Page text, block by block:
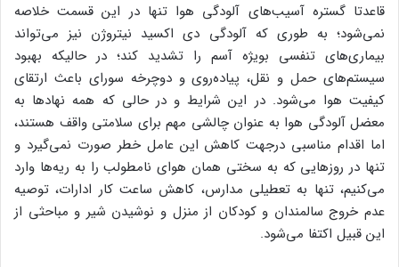
قاعدتا گستره آسیب‌های آلودگی هوا تنها در این قسمت خلاصه
نمی‌شود؛ به طوری که آلودگی دی اکسید نیتروژن نیز می‌تواند
بیماری‌های تنفسی بویژه آسم را تشدید کند؛ در حالیکه بهبود
سیستم‌های حمل و نقل، پیاده‌روی و دوچرخه سورای باعث ارتقای
کیفیت هوا می‌شود. در این شرایط و در حالی که همه نهادها به
معضل آلودگی هوا به عنوان چالشی مهم برای سلامتی واقف هستند،
اما اقدام مناسبی درجهت کاهش این عامل خطر صورت نمی‌گیرد و
تنها در روزهایی که به سختی همان هوای نامطولب را به ریه‌ها وارد
می‌کنیم، تنها به تعطیلی مدارس،‌ کاهش ساعت کار ادارات،‌ توصیه
عدم خروج سالمندان و کودکان از منزل و نوشیدن شیر و مباحثی از
این قبیل اکتفا می‌شود.